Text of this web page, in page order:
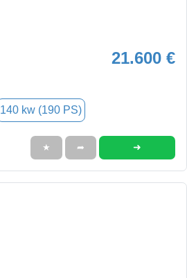
21.600 €
140 kw (190 PS)
★ ➦ ➜